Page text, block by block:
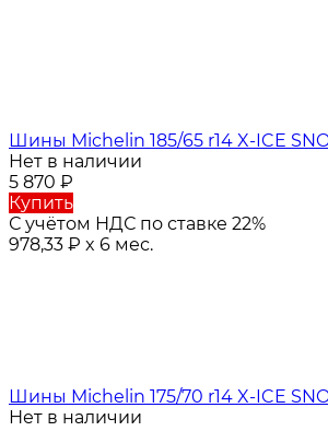
Шины Michelin 185/65 r14 X-ICE
Нет в наличии
5 870 ₽
Купить
С учётом НДС по ставке 22%
978,33 ₽ x 6 мес.
Шины Michelin 175/70 r14 X-ICE
Нет в наличии